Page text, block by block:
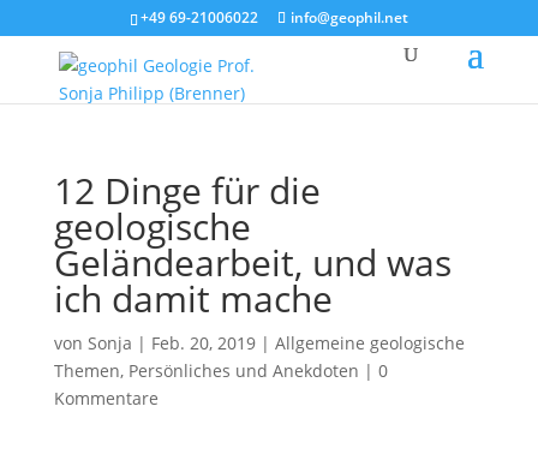
+49 69-21006022 info@geophil.net
12 Dinge für die
geologische
Geländearbeit, und was
ich damit mache
von Sonja | Feb. 20, 2019| Allgemeine geologische
Themen, Persönliches und Anekdoten | 0
Kommentare